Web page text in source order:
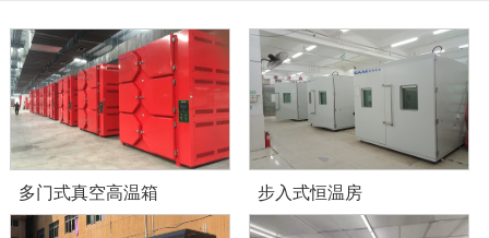
多门式真空高温箱 步入式恒温房